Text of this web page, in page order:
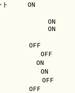
ト     ON
ON
ON
OFF
OFF
ON
ON
OFF
OFF